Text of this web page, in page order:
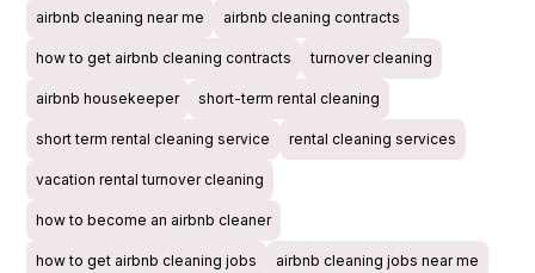
airbnb cleaning near me airbnb cleaning contracts
how to get airbnb cleaning contracts turnover cleaning
airbnb housekeeper short-term rental cleaning
short term rental cleaning service rental cleaning services
vacation rental turnover cleaning
how to become an airbnb cleaner
how to get airbnb cleaning jobs airbnb cleaning jobs near me